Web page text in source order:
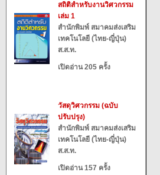
สถิติสำหรับงานวิศวกรรม
เล่ม 1
สำนักพิมพ์ สมาคมส่งเสริม
เทคโนโลยี (ไทย-ญี่ปุ่น)
ส.ส.ท.
เปิดอ่าน 205 ครั้ง
วัสดุวิศวกรรม (ฉบับ
ปรับปรุง)
สำนักพิมพ์ สมาคมส่งเสริม
เทคโนโลยี (ไทย-ญี่ปุ่น)
ส.ส.ท.
เปิดอ่าน 157 ครั้ง